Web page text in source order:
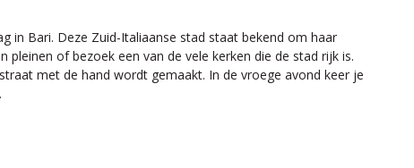
in Bari. Deze Zuid-Italiaanse stad staat bekend om haar
of bezoek een van de vele kerken die de stad rijk is.
met de hand wordt gemaakt. In de vroege avond keer je